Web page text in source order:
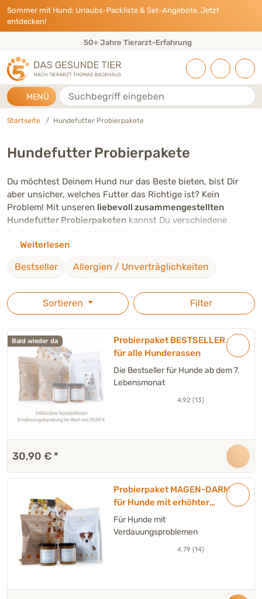
Direkt zu:
INHALT
HAUPTMENÜ
FOOTER
Sommer mit Hund: Urlaubs-Packliste & Set-Angebote. Jetzt
entdecken!
50+ Jahre Tierarzt-Erfahrung
MENÜ Suche
Startseite Hundefutter Probierpakete
Hundefutter Probierpakete
Du möchtest Deinem Hund nur das Beste bieten, bist Dir
aber unsicher, welches Futter das Richtige ist? Kein
Problem! Mit unseren liebevoll zusammengestellten
Hundefutter Probierpaketen kannst Du verschiedene
Sorten und Geschmacksrichtungen testen, ohne alle
Produkte separat kaufen zu müssen. Die Pakete sind
Profitiere jetzt von versandkostenfreier Lieferung
Probierpaket auswählen und Deinen Hund mit
hochwertigem Hundefutter verwöhnen!
Weiterlesen
Bestseller Allergien / Unverträglichkeiten
Sortieren Filter
Bald wieder da
Probierpaket BESTSELLER
für alle Hunderassen
Die Bestseller für Hunde ab dem 7.
Lebensmonat
4.92 (13)
30,90 € *
Probierpaket MAGEN-DARM
für Hunde mit erhöhter
Magen-Darm Sensibilität -
INTESTO
Für Hunde mit
Verdauungsproblemen
4.79 (14)